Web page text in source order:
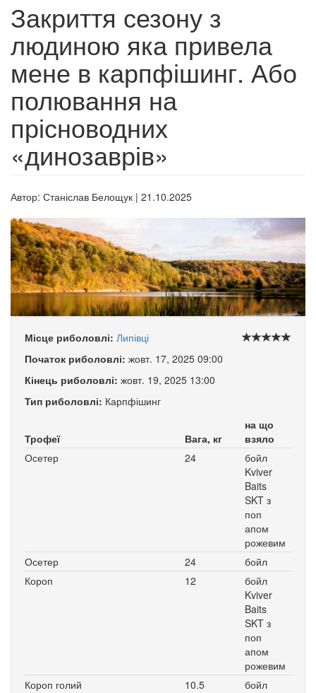
Закриття сезону з
людиною яка привела
мене в карпфішинг. Або
полювання на
прісноводних
«динозаврів»
Автор: Станіслав Белощук | 21.10.2025
Місце риболовлі: Липівці
Початок риболовлі: жовт. 17, 2025 09:00
Кінець риболовлі: жовт. 19, 2025 13:00
Тип риболовлі: Карпфішинг
Трофеї Вага, кг
на що
взяло
Осетер
24
бойл
Kviver
Baits
SKT з
поп
апом
рожевим
Осетер
24
бойл
Короп
12
бойл
Kviver
Baits
SKT з
поп
апом
рожевим
Короп голий
10.5
бойл